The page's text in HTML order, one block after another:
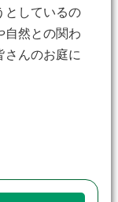
としているの
自然との関わ
さんのお庭に